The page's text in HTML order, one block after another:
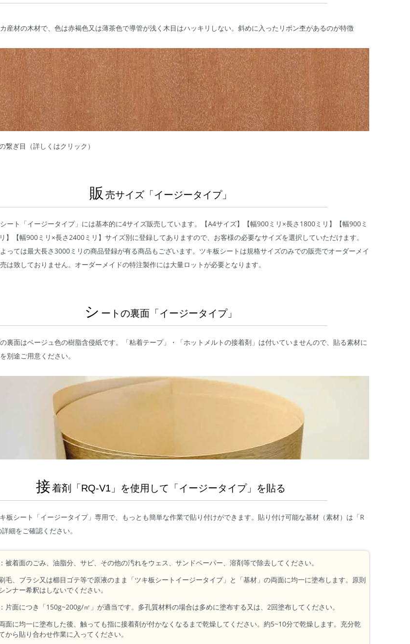
産材の木材で、色は赤褐色又は薄茶色で導管が浅く木目はハッキリしない。斜めに入ったリボン杢があるのが特徴
繋ぎ目（詳しくはクリック）
販 売サイズ「イージータイプ」
ート「イージータイプ」には基本的に4サイズ販売しています。【A4サイズ】【幅900ミリ×長さ1800ミリ】【幅900ミ
】【幅900ミリ×長さ2400ミリ】サイズ別に登録してありますので、お客様の必要なサイズを選択していただけます。
っては最大長さ3000ミリの商品登録が有る商品もございます。ツキ板シートは規格サイズのみでの販売でオーダーメイ
は致しておりません。オーダーメイドの特注製作には大量ロットが必要となります。
シ ートの裏面「イージータイプ」
裏面はベージュ色の樹脂含侵紙です。「粘着テープ」・「ホットメルトの接着剤」は付いていませんので、貼る素材に
別途ご用意ください。
接着剤「RQ-V1」を使用して「イージータイプ」を貼る
キ板シート「イージータイプ」専用で、もっとも簡単な作業で貼り付けができます。貼り付け可能な基材（素材）は「R
細をご確認ください。
被着面のごみ、油脂分、サビ、その他の汚れをウェス、サンドペーパー、溶剤等で除去してください。
毛、ブラシ又は櫛目ゴテ等で原液のまま「ツキ板シートイージータイプ」と「基材」の両面に均一に塗布します。原則
ンナー希釈はしないでください。
片面につき「150g~200g/㎡」が適当です。多孔質材料の場合は多めに塗布する又は、2回塗布してください。
面に均一に塗布した後、触っても指に接着剤が付かなくなるまで乾燥してください。約5~10分で乾燥します。充分乾
から貼り合わせ作業に入ってください。